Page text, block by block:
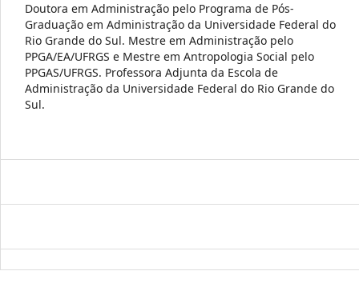
Doutora em Administração pelo Programa de Pós-
Graduação em Administração da Universidade Federal do
Rio Grande do Sul. Mestre em Administração pelo
PPGA/EA/UFRGS e Mestre em Antropologia Social pelo
PPGAS/UFRGS. Professora Adjunta da Escola de
Administração da Universidade Federal do Rio Grande do
Sul.